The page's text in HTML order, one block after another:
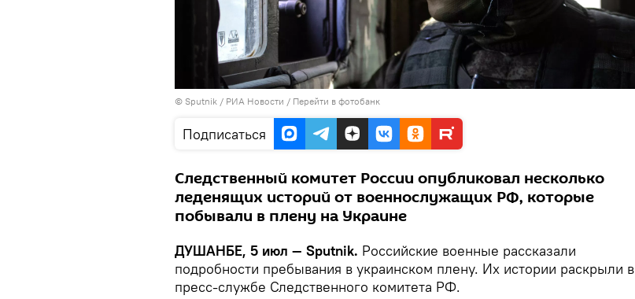
© Sputnik / РИА Новости / Перейти в фотобанк
Подписаться
Следственный комитет России опубликовал несколько
леденящих историй от военнослужащих РФ, которые
побывали в плену на Украине
ДУШАНБЕ, 5 июл — Sputnik. Российские военные рассказали
подробности пребывания в украинском плену. Их истории раскрыли в
пресс-службе Следственного комитета РФ.